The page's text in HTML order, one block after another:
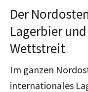
Der
Lagerbier
Wettstreit
Im ganzen
internationales